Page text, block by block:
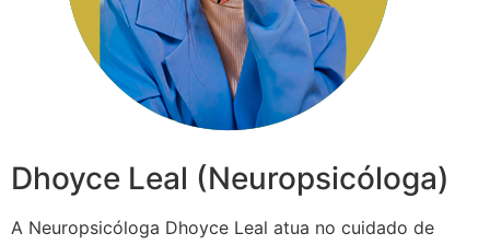
Dhoyce Leal (Neuropsicóloga)
A Neuropsicóloga Dhoyce Leal atua no cuidado de